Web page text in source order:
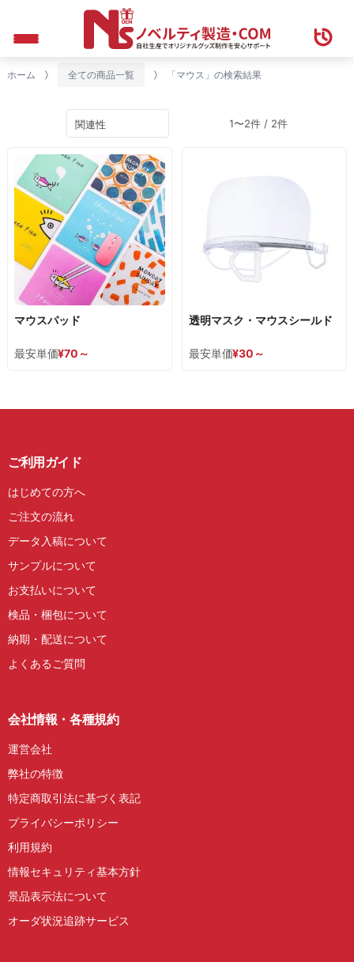
ホーム 全ての商品一覧 「マウス」の検索結果
1〜2件 / 2件
最安単価¥70 ～
マウスパッド
最安単価¥30 ～
透明マスク・マウスシールド
ご利用ガイド
はじめての方へ
ご注文の流れ
データ入稿について
サンプルについて
お支払いについて
検品・梱包について
納期・配送について
よくあるご質問
会社情報・各種規約
運営会社
弊社の特徴
特定商取引法に基づく表記
プライバシーポリシー
利用規約
情報セキュリティ基本方針
景品表示法について
オーダ状況追跡サービス